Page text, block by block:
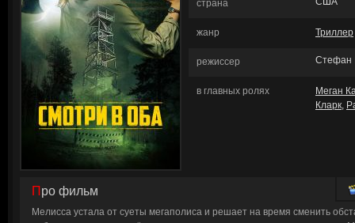
страна
жанр Триллер
режиссер Стефан
в главных ролях
Меган
Кларк,
Про фильм
Мелисса устала от суеты мегаполиса и решает на время сменить